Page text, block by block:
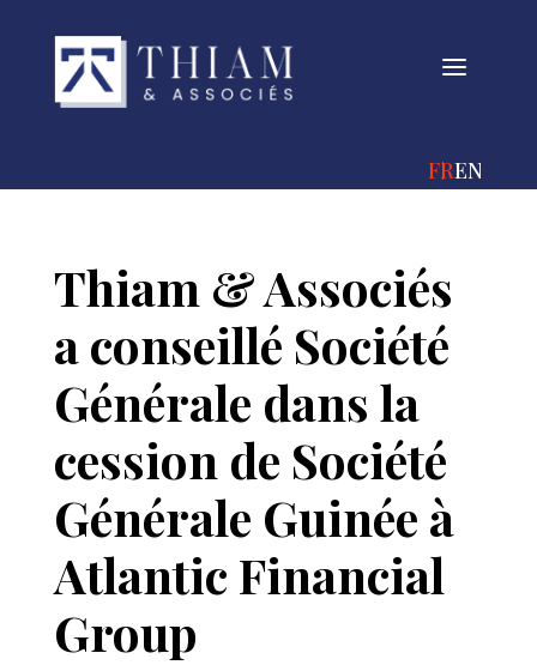
a
FRANÇAIS
Thiam & Associés
a conseillé Société
Générale dans la
cession de Société
Générale Guinée à
Atlantic Financial
Group